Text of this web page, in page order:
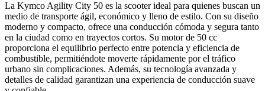
La Kymco Agility City 50 es la scooter ideal para quienes buscan un
medio de transporte ágil, económico y lleno de estilo. Con su diseño
moderno y compacto, ofrece una conducción cómoda y segura tanto
en la ciudad como en trayectos cortos. Su motor de 50 cc
proporciona el equilibrio perfecto entre potencia y eficiencia de
combustible, permitiéndote moverte rápidamente por el tráfico
urbano sin complicaciones. Además, su tecnología avanzada y
detalles de calidad garantizan una experiencia de conducción suave